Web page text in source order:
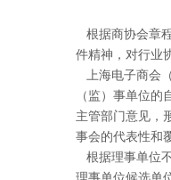
根据商协会章
件精神，对行业
上海电子商会
（监）事单位
主管部门意见，
事会的代表性和
根据理事单位